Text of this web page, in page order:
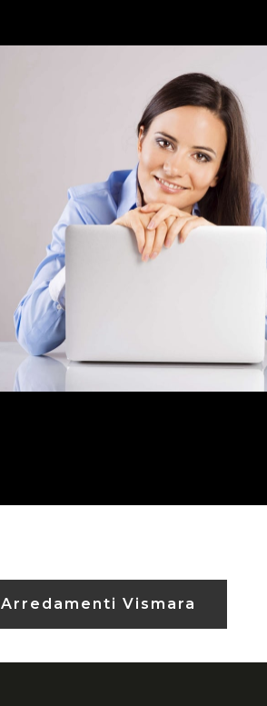
Arredamenti Vismara